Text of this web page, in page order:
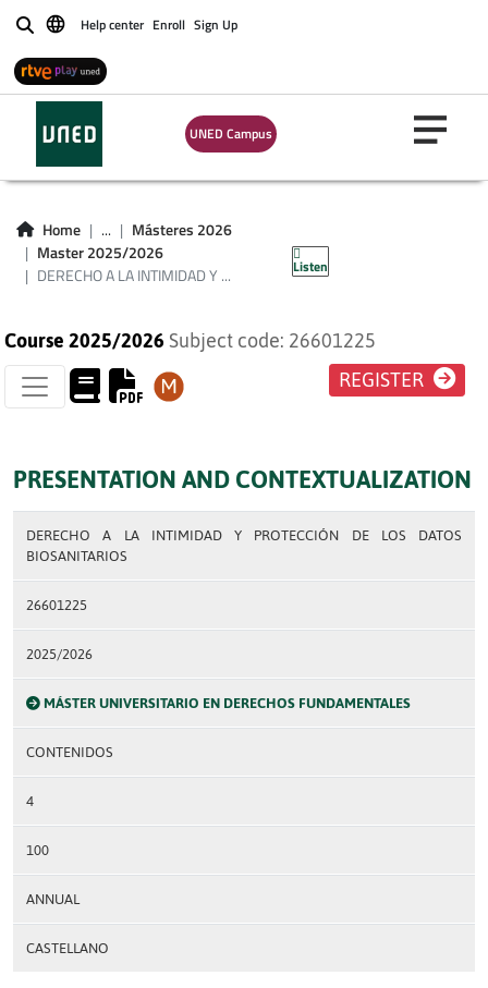
BuscarHelp center Enroll Sign Up
UNED Campus
Home ...
Másteres 2026
Master 2025/2026
DERECHO A LA INTIMIDAD Y ...
Listen
DERECHO A LA
INTIMIDAD Y
PROTECCIÓN DE
LOS DATOS
BIOSANITARIOS
Course 2025/2026 Subject code: 26601225
REGISTER
PRESENTATION AND CONTEXTUALIZATION
DERECHO A LA INTIMIDAD Y PROTECCIÓN DE LOS DATOS
BIOSANITARIOS
26601225
2025/2026
MÁSTER UNIVERSITARIO EN DERECHOS FUNDAMENTALES
CONTENIDOS
4
100
ANNUAL
CASTELLANO